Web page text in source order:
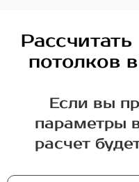
потолков
Если вы
параметры
расчет